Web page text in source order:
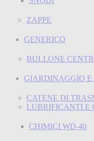
ZAPPE
GENERICO
BULLONE
GIARDINAGGIO E
CATENE DI
LUBRIFICANTI E
CHIMICI WD-40